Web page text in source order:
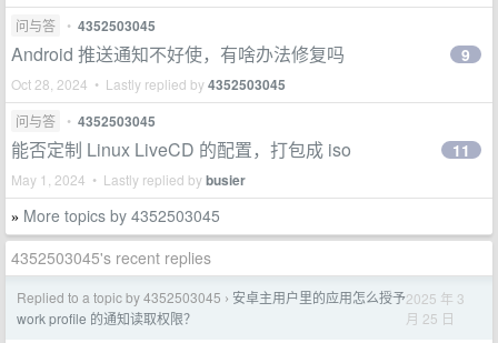
问与答 • 4352503045
Android 推送通知不好使，有啥办法修复吗
Oct 28, 2024 • Lastly replied by4352503045
9
问与答 • 4352503045
能否定制 Linux LiveCD 的配置，打包成 iso
May 1, 2024 • Lastly replied bybusier
11
» More topics by 4352503045
4352503045's recent replies
Replied to a topic by 4352503045 › 安卓主用户里的应用怎么授予
work profile 的通知读取权限？
2025 年 3
月 25 日